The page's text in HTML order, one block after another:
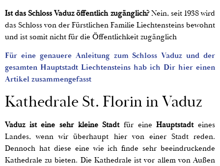
Ist das Schloss Vaduz öffentlich zugänglich?Nein, seit 1938 wird
das Schloss von der Fürstlichen Familie Liechtensteins bewohnt
und ist somit nicht für die Öffentlichkeit zugänglich
Für eine genauere Anleitung zum Schloss Vaduz und der
gesamten Hauptstadt Liechtensteins hab ich Dir hier einen
Artikel zusammengefasst
Kathedrale St. Florin in Vaduz
Vaduz ist eine sehr kleine Stadtfür eineHauptstadteines
Landes, wenn wir überhaupt hier von einer Stadt reden.
Dennoch hat diese eine wie ich finde sehr beeindruckende
Kathedrale zu bieten. Die Kathedrale ist vor allem von Außen